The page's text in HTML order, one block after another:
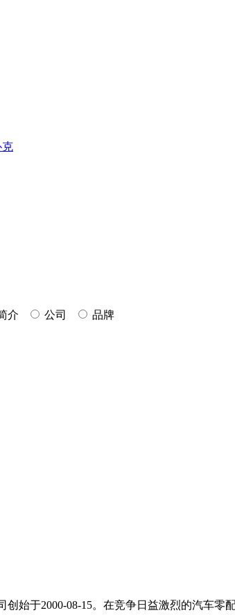
克
介 公司
品牌
始于2000-08-15。在竞争日益激烈的汽车零